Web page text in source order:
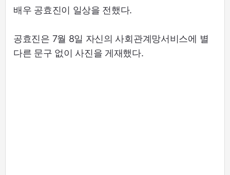
배우 공효진이 일상을 전했다.
공효진은 7월 8일 자신의 사회관계망서비스에 별
다른 문구 없이 사진을 게재했다.